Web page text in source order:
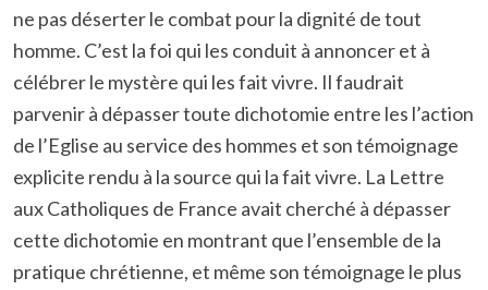
ne pas déserter le combat pour la dignité de tout
homme. C’est la foi qui les conduit à annoncer et à
célébrer le mystère qui les fait vivre. Il faudrait
parvenir à dépasser toute dichotomie entre les l’action
de l’Eglise au service des hommes et son témoignage
explicite rendu à la source qui la fait vivre. La Lettre
aux Catholiques de France avait cherché à dépasser
cette dichotomie en montrant que l’ensemble de la
pratique chrétienne, et même son témoignage le plus